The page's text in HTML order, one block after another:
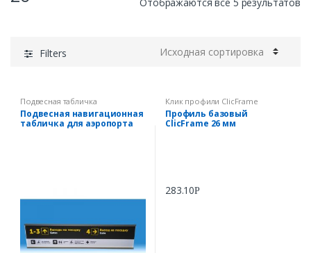
Filters
Подвесная табличка
Подвесная навигационная
табличка для аэропорта
Клик профили ClicFrame
Профиль базовый
ClicFrame 26 мм
283.10Р